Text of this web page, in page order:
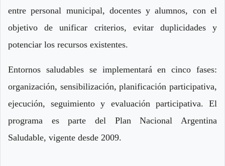
entre personal municipal, docentes y alumnos, con el
objetivo de unificar criterios, evitar duplicidades y
potenciar los recursos existentes.
Entornos saludables se implementará en cinco fases:
organización, sensibilización, planificación participativa,
ejecución, seguimiento y evaluación participativa. El
programa es parte del Plan Nacional Argentina
Saludable, vigente desde 2009.